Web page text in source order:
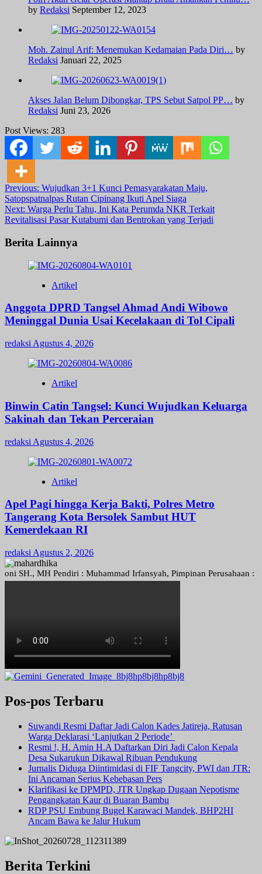
by Redaksi September 12, 2023
Moh. Zainul Arif: Menemukan Kedamaian Pada Diri… by
Redaksi Januari 22, 2025
Akses Jalan Belum Dibongkar, TPS Sebut Satpol PP… by
Redaksi Juni 23, 2026
Post Views: 283
Post
navigation
Previous: Wujudkan 3+1 Kunci Pemasyarakatan Maju,
Satopspatnalpas Rutan Cipinang Ikuti Apel Siaga
Next: Warga Perlu Tahu, Ini Kata Perumda NKR Terkait
Revitalisasi Pasar Kutabumi dan Bentrokan yang Terjadi
Berita Lainnya
Artikel
Anggota DPRD Tangsel Ahmad Andi Wibowo
Meninggal Dunia Usai Kecelakaan di Tol Cipali
redaksi Agustus 4, 2026
Artikel
Binwin Catin Tangsel: Kunci Wujudkan Keluarga
Sakinah dan Tekan Perceraian
redaksi Agustus 4, 2026
Artikel
Apel Pagi hingga Kerja Bakti, Polres Metro
Tangerang Kota Bersolek Sambut HUT
Kemerdekaan RI
redaksi Agustus 2, 2026
MH Pendiri : Muhammad Irfansyah, Pimpinan Perusahaan :
Pos-pos Terbaru
Suwandi Resmi Daftar Jadi Calon Kades Jatireja, Ratusan
Warga Deklarasi ‘Lanjutkan 2 Periode’
Resmi !, H. Amin H.A Daftarkan Diri Jadi Calon Kepala
Desa Sukarukun Dikawal Ribuan Pendukung
Jurnalis Diduga Diintimidasi di FIF Tangcity, PWI dan JTR:
Ini Ancaman Serius Kebebasan Pers
Klarifikasi ke DPMPD, JTR Ungkap Dugaan Nepotisme
Pengangkatan Kaur di Buaran Bambu
RDP PSU Embung Bugel Karawaci Mandek, BHP2HI
Ancam Bawa ke Jalur Hukum
Berita Terkini